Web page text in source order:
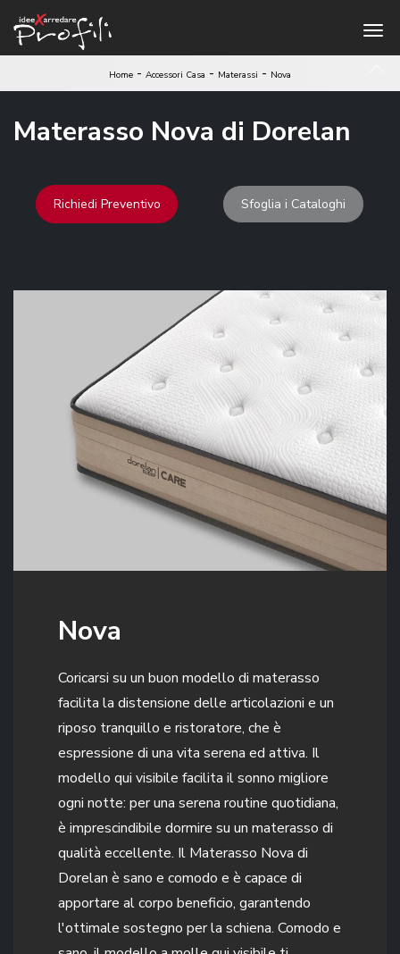
Home - Accessori Casa - Materassi - Nova
Materasso Nova di Dorelan
Richiedi Preventivo Sfoglia i Cataloghi
Nova
Coricarsi su un buon modello di materasso
facilita la distensione delle articolazioni e un
riposo tranquillo e ristoratore, che è
espressione di una vita serena ed attiva. Il
modello qui visibile facilita il sonno migliore
ogni notte: per una serena routine quotidiana,
è imprescindibile dormire su un materasso di
qualità eccellente. Il Materasso Nova di
Dorelan è sano e comodo e è capace di
apportare al corpo beneficio, garantendo
l'ottimale sostegno per la schiena. Comodo e